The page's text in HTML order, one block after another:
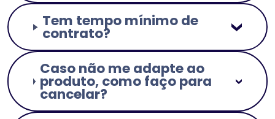
Tem tempo mínimo de
contrato?
Caso não me adapte ao
produto, como faço para
cancelar?